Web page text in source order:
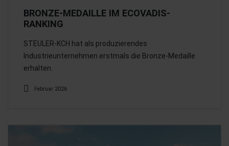
BRONZE-MEDAILLE IM ECOVADIS-
RANKING
STEULER-KCH hat als produzierendes
Industrieunternehmen erstmals die Bronze-Medaille
erhalten.
Februar 2026